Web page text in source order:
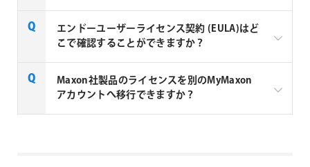
– サブスクリプションをお持ちでサブスクリプション
が終了して1ヶ月以内の場合
Cinema 4D S24
Cinema 4D（過去のバージョン）
エンドーユーザーライセンス契約 (EULA)はど
こで確認することができますか？
Maxon Computer社製品の エンドーユーザーライセ
ンス契約 (EULA)は 下記リンクよりご確認ください。
Maxon社製品のライセンスを別のMyMaxon
アカウントへ移行できますか？